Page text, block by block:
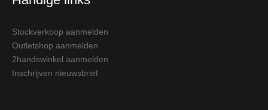
Stockverkoop aanmelden
Outletshop aanmelden
2handswinkel aanmelden
Inschrijven nieuwsbrief